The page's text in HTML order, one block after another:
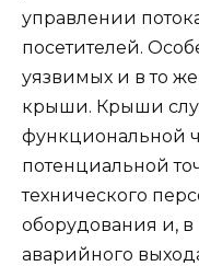
управлении
посетителей.
уязвимых и в то
крыши. Крыши
функциональной
потенциальной
технического
оборудования и, в
аварийного